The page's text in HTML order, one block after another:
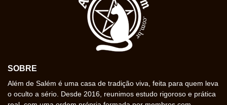
SOBRE
Além de Salém é uma casa de tradição viva, feita para quem leva
o oculto a sério. Desde 2016, reunimos estudo rigoroso e prática